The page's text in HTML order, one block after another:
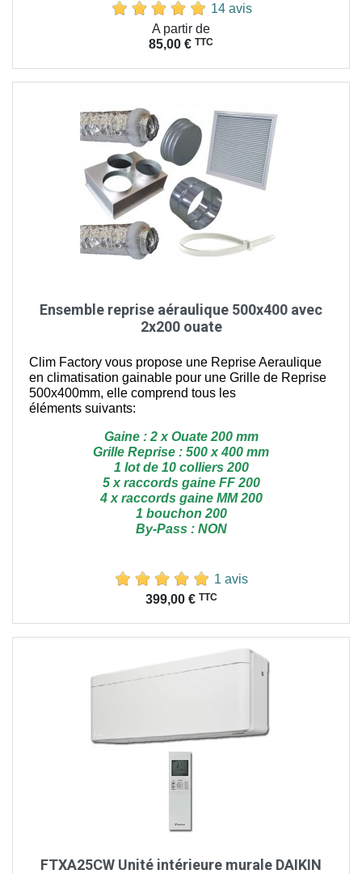
14 avis
A partir de
85,00 € TTC
Ensemble reprise aéraulique 500x400 avec
2x200 ouate
Clim Factory vous propose une Reprise Aeraulique
en climatisation gainable pour une Grille de Reprise
500x400mm, elle comprend tous les
éléments suivants:
Gaine : 2 x Ouate 200 mm
Grille Reprise : 500 x 400 mm
1 lot de 10 colliers 200
5 x raccords gaine FF 200
4 x raccords gaine MM 200
1 bouchon 200
By-Pass : NON
1 avis
399,00 € TTC
FTXA25CW Unité intérieure murale DAIKIN